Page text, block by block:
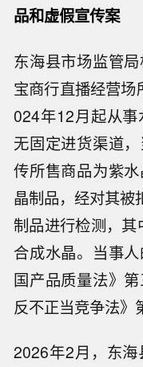
品和虚假宣传案
东海县市场监管
宝商行直播经营
024年12月起从
无固定进货渠道
传所售商品为紫
晶制品，经对其被
制品进行检测，
合成水晶。当事
国产品质量法》
反不正当竞争法》
2026年2月，东